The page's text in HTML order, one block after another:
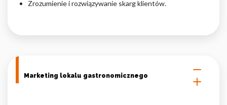
Zrozumienie i rozwiązywanie skarg klientów.
Marketing lokalu gastronomicznego